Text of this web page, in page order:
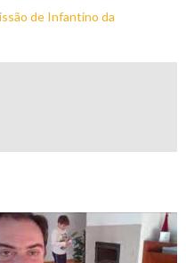
de Infantino da